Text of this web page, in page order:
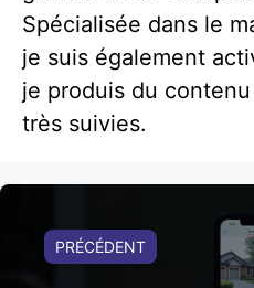
Spécialisée dans le
je suis également
je produis du
très suivies.
PRÉCÉDENT